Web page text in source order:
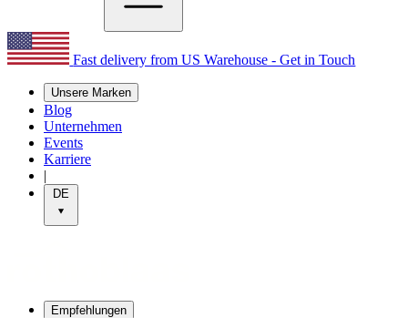
Fast delivery from US Warehouse - Get in Touch
Unsere Marken
Blog
Unternehmen
Events
Karriere
|
DE
Empfehlungen